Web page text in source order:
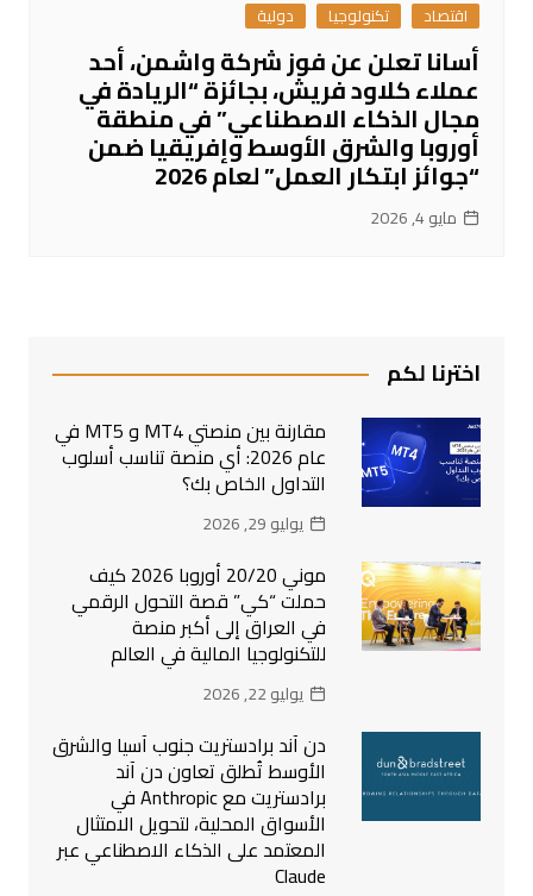
اقتصاد تكنولوجيا دولية
أسانا تعلن عن فوز شركة واشمن، أحد
عملاء كلاود فريش، بجائزة “الريادة في
مجال الذكاء الاصطناعي” في منطقة
أوروبا والشرق الأوسط وإفريقيا ضمن
“جوائز ابتكار العمل” لعام 2026
مايو 4, 2026
اخترنا لكم
مقارنة بين منصتي MT4 و MT5 في
عام 2026: أي منصة تناسب أسلوب
التداول الخاص بك؟
يوليو 29, 2026
موني 20/20 أوروبا 2026 كيف
حملت “كي” قصة التحول الرقمي
في العراق إلى أكبر منصة
للتكنولوجيا المالية في العالم
يوليو 22, 2026
دن آند برادستريت جنوب آسيا والشرق
الأوسط تُطلق تعاون دن آند
برادستريت مع Anthropic في
الأسواق المحلية، لتحويل الامتثال
المعتمد على الذكاء الاصطناعي عبر
Claude